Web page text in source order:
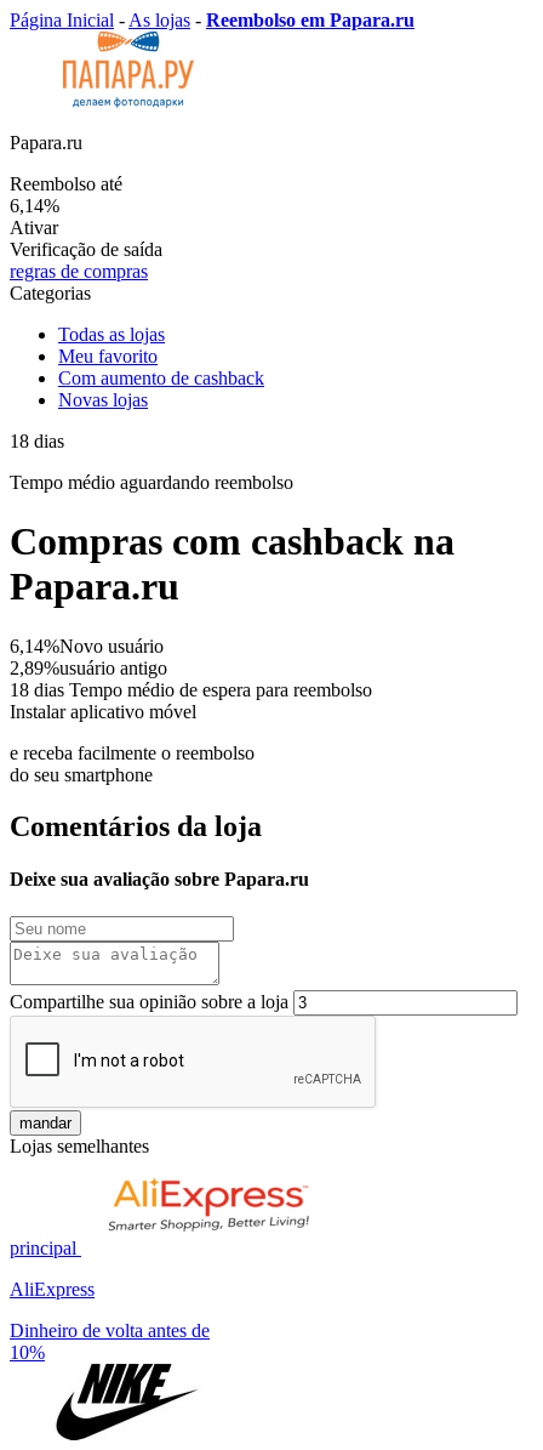
Página Inicial - As lojas - Reembolso em Papara.ru
Papara.ru
Reembolso até
6,14%
Ativar
Verificação de saída
regras de compras
Categorias
Todas as lojas
Meu favorito
Com aumento de cashback
Novas lojas
18 dias
Tempo médio aguardando reembolso
Compras com cashback na
Papara.ru
6,14%Novo usuário
2,89%usuário antigo
18 dias Tempo médio de espera para reembolso
Instalar aplicativo móvel
e receba facilmente o reembolso
do seu smartphone
Comentários da loja
Deixe sua avaliação sobre Papara.ru
Compartilhe sua opinião sobre a loja
mandar
Lojas semelhantes
principal
AliExpress
Dinheiro de volta antes de
10%